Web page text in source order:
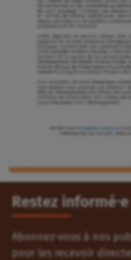
Restez informé⸱e
Abonnez-vous à nos
pour les recevoir